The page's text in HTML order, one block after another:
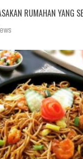
RUMAHAN YANG